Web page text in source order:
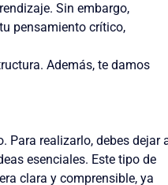
Sin embargo,
pensamiento crítico,
Además, te damos
Para realizarlo, debes dejar
esenciales. Este tipo de
clara y comprensible, ya